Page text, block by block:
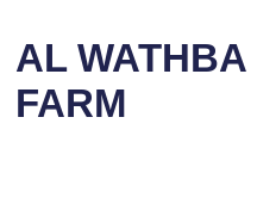
AL WATHBA
FARM